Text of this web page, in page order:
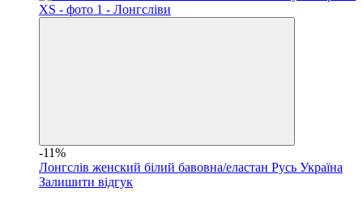
-11%
Лонгслів женский білий бавовна/еластан Русь Україна
Залишити відгук